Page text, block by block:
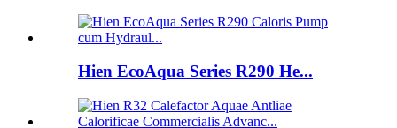
Hien EcoAqua Series R290 He...